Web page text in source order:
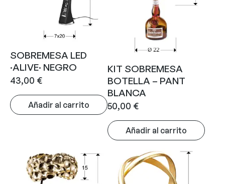
SOBREMESA LED
·ALIVE· NEGRO
43,00 €
Añadir al carrito
KIT SOBREMESA
BOTELLA – PANT
BLANCA
50,00 €
Añadir al carrito